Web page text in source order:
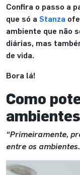
Confira o passo a
que só a Stanza
ambiente que não
diárias, mas
de vida.
Bora lá!
Como
“Primeiramente,
entre os